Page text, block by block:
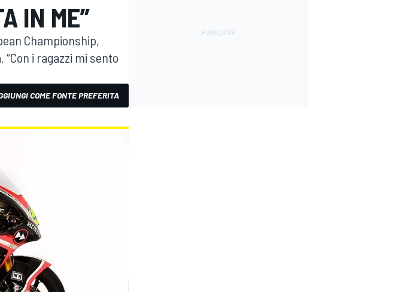
IN ME”
Championship,
i ragazzi mi sento
COME FONTE PREFERITA